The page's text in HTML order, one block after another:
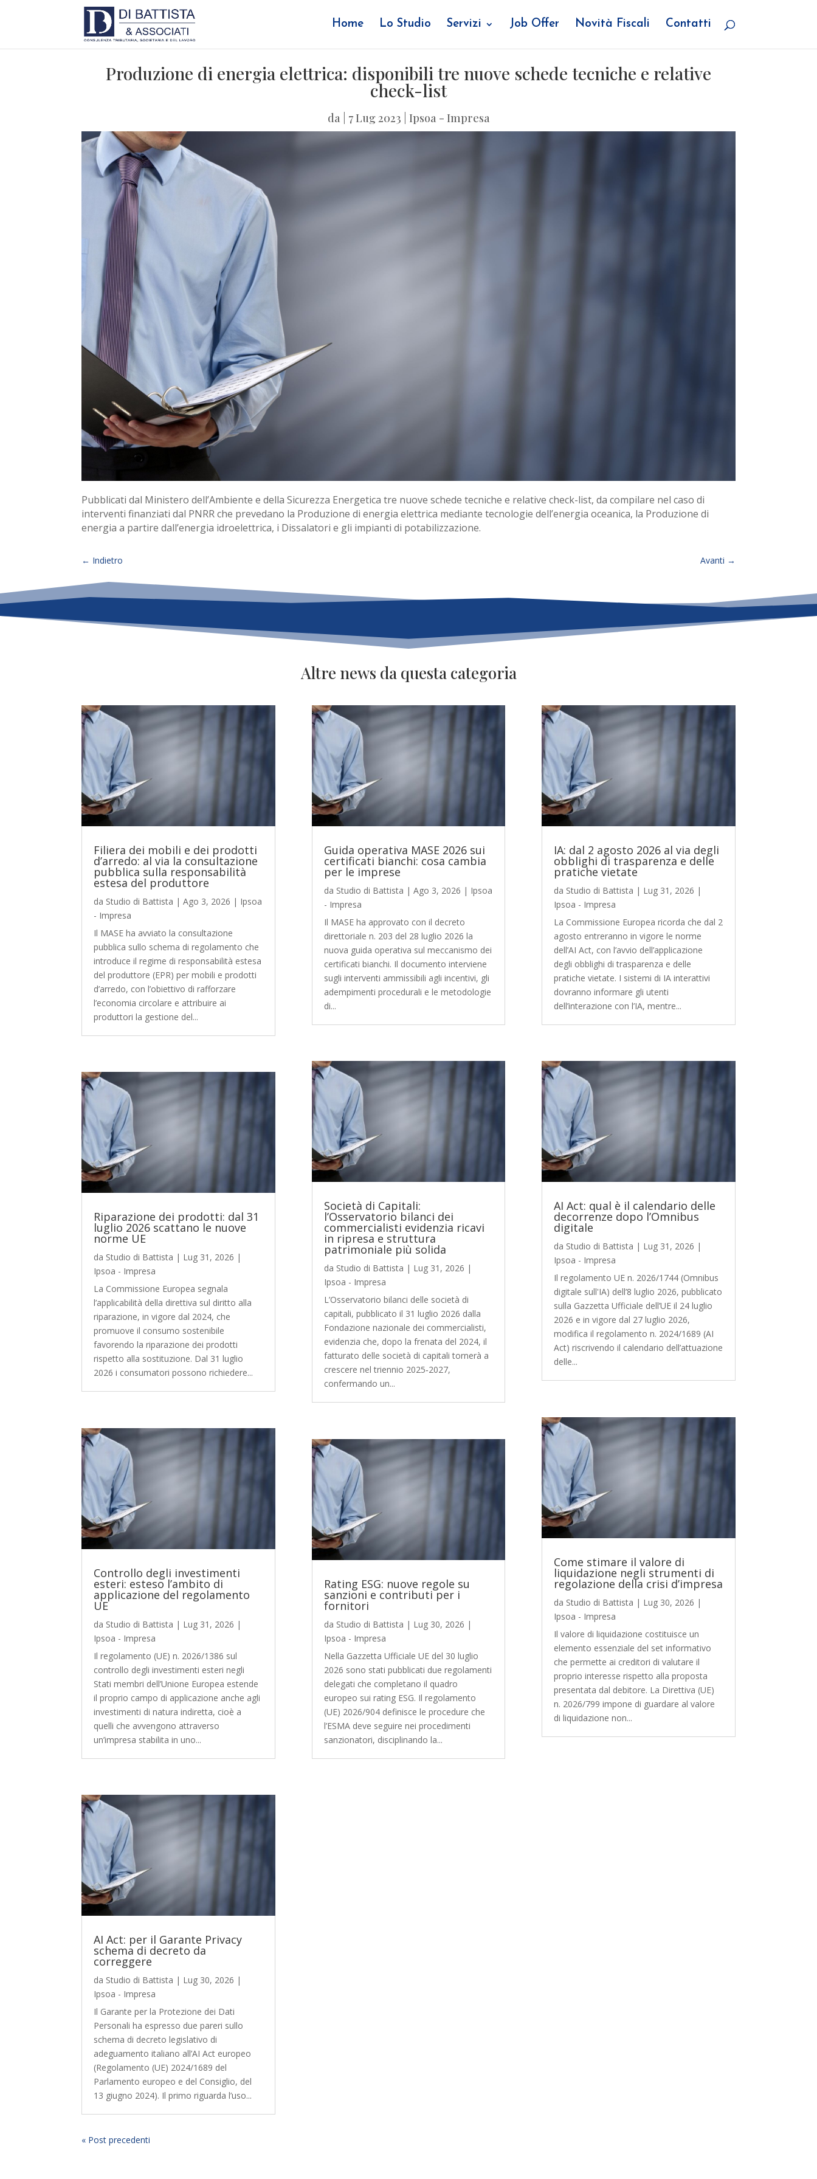
Home Lo Studio Servizi Job Offer Novità Fiscali Contatti
Produzione di energia elettrica: disponibili tre nuove schede tecniche e relative
check-list
da 7 Lug 2023 Ipsoa - Impresa
Pubblicati dal Ministero dell’Ambiente e della Sicurezza Energetica tre nuove schede tecniche e relative check-list, da compilare nel caso di
interventi finanziati dal PNRR che prevedano la Produzione di energia elettrica mediante tecnologie dell’energia oceanica, la Produzione di
energia a partire dall’energia idroelettrica, i Dissalatori e gli impianti di potabilizzazione.
← Indietro Avanti →
Altre news da questa categoria
Filiera dei mobili e dei prodotti
d’arredo: al via la consultazione
pubblica sulla responsabilità
estesa del produttore
da Studio di Battista |Ago 3, 2026 | Ipsoa
- Impresa
Il MASE ha avviato la consultazione
pubblica sullo schema di regolamento che
introduce il regime di responsabilità estesa
del produttore (EPR) per mobili e prodotti
d’arredo, con l’obiettivo di rafforzare
l’economia circolare e attribuire ai
produttori la gestione del...
Riparazione dei prodotti: dal 31
luglio 2026 scattano le nuove
norme UE
da Studio di Battista | Lug 31, 2026 |
Ipsoa - Impresa
La Commissione Europea segnala
l’applicabilità della direttiva sul diritto alla
riparazione, in vigore dal 2024, che
promuove il consumo sostenibile
favorendo la riparazione dei prodotti
rispetto alla sostituzione. Dal 31 luglio
2026 i consumatori possono richiedere...
Controllo degli investimenti
esteri: esteso l’ambito di
applicazione del regolamento
UE
da Studio di Battista | Lug 31, 2026 |
Ipsoa - Impresa
Il regolamento (UE) n. 2026/1386 sul
controllo degli investimenti esteri negli
Stati membri dell’Unione Europea estende
il proprio campo di applicazione anche agli
investimenti di natura indiretta, cioè a
quelli che avvengono attraverso
un’impresa stabilita in uno...
AI Act: per il Garante Privacy
schema di decreto da
correggere
da Studio di Battista | Lug 30, 2026 |
Ipsoa - Impresa
Il Garante per la Protezione dei Dati
Personali ha espresso due pareri sullo
schema di decreto legislativo di
adeguamento italiano all’AI Act europeo
(Regolamento (UE) 2024/1689 del
Parlamento europeo e del Consiglio, del
13 giugno 2024). Il primo riguarda l’uso...
Guida operativa MASE 2026 sui
certificati bianchi: cosa cambia
per le imprese
da Studio di Battista | Ago 3, 2026 | Ipsoa
- Impresa
Il MASE ha approvato con il decreto
direttoriale n. 203 del 28 luglio 2026 la
nuova guida operativa sul meccanismo dei
certificati bianchi. Il documento interviene
sugli interventi ammissibili agli incentivi, gli
adempimenti procedurali e le metodologie
di...
Società di Capitali:
l’Osservatorio bilanci dei
commercialisti evidenzia ricavi
in ripresa e struttura
patrimoniale più solida
da Studio di Battista | Lug 31, 2026 |
Ipsoa - Impresa
L’Osservatorio bilanci delle società di
capitali, pubblicato il 31 luglio 2026 dalla
Fondazione nazionale dei commercialisti,
evidenzia che, dopo la frenata del 2024, il
fatturato delle società di capitali tornerà a
crescere nel triennio 2025‑2027,
confermando un...
Rating ESG: nuove regole su
sanzioni e contributi per i
fornitori
da Studio di Battista | Lug 30, 2026 |
Ipsoa - Impresa
Nella Gazzetta Ufficiale UE del 30 luglio
2026 sono stati pubblicati due regolamenti
delegati che completano il quadro
europeo sui rating ESG. Il regolamento
(UE) 2026/904 definisce le procedure che
l’ESMA deve seguire nei procedimenti
sanzionatori, disciplinando la...
IA: dal 2 agosto 2026 al via degli
obblighi di trasparenza e delle
pratiche vietate
da Studio di Battista | Lug 31, 2026 |
Ipsoa - Impresa
La Commissione Europea ricorda che dal 2
agosto entreranno in vigore le norme
dell’AI Act, con l’avvio dell’applicazione
degli obblighi di trasparenza e delle
pratiche vietate. I sistemi di IA interattivi
dovranno informare gli utenti
dell’interazione con l’IA, mentre...
AI Act: qual è il calendario delle
decorrenze dopo l’Omnibus
digitale
da Studio di Battista | Lug 31, 2026 |
Ipsoa - Impresa
Il regolamento UE n. 2026/1744 (Omnibus
digitale sull'IA) dell’8 luglio 2026, pubblicato
sulla Gazzetta Ufficiale dell’UE il 24 luglio
2026 e in vigore dal 27 luglio 2026,
modifica il regolamento n. 2024/1689 (AI
Act) riscrivendo il calendario dell’attuazione
delle...
Come stimare il valore di
liquidazione negli strumenti di
regolazione della crisi d’impresa
da Studio di Battista | Lug 30, 2026 |
Ipsoa - Impresa
Il valore di liquidazione costituisce un
elemento essenziale del set informativo
che permette ai creditori di valutare il
proprio interesse rispetto alla proposta
presentata dal debitore. La Direttiva (UE)
n. 2026/799 impone di guardare al valore
di liquidazione non...
« Post precedenti